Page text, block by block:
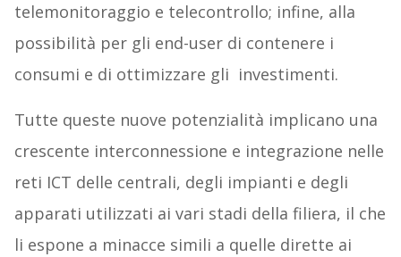
telemonitoraggio e telecontrollo; infine, alla
possibilità per gli end-user di contenere i
consumi e di ottimizzare gli investimenti.
Tutte queste nuove potenzialità implicano una
crescente interconnessione e integrazione nelle
reti ICT delle centrali, degli impianti e degli
apparati utilizzati ai vari stadi della filiera, il che
li espone a minacce simili a quelle dirette ai